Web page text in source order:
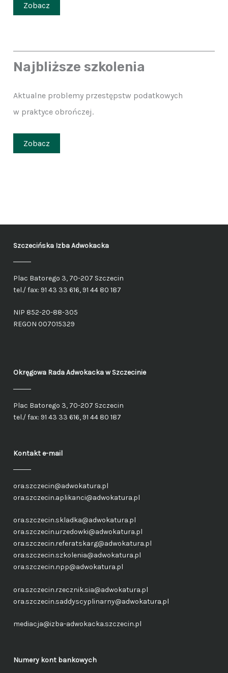
Zobacz
Najbliższe szkolenia
Aktualne problemy przestępstw podatkowych
w praktyce obrończej.
Zobacz
Szczecińska Izba Adwokacka
Plac Batorego 3, 70-207 Szczecin
tel./ fax: 91 43 33 616, 91 44 80 187
NIP 852-20-88-305
REGON 007015329
Okręgowa Rada Adwokackaw Szczecinie
Plac Batorego 3, 70-207 Szczecin
tel./ fax: 91 43 33 616, 91 44 80 187
Kontakt e-mail
ora.szczecin@adwokatura.pl
ora.szczecin.aplikanci@adwokatura.pl
ora.szczecin.skladka@adwokatura.pl
ora.szczecin.urzedowki@adwokatura.pl
ora.szczecin.referatskarg@adwokatura.pl
ora.szczecin.szkolenia@adwokatura.pl
ora.szczecin.npp@adwokatura.pl
ora.szczecin.rzecznik.sia@adwokatura.pl
ora.szczecin.saddyscyplinarny@adwokatura.pl
mediacja@izba-adwokacka.szczecin.pl
Numery kont bankowych